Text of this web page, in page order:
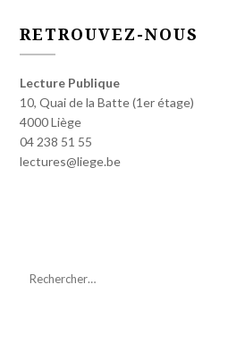
RETROUVEZ-NOUS
Lecture Publique
10, Quai de la Batte (1er étage)
4000 Liège
04 238 51 55
lectures@liege.be